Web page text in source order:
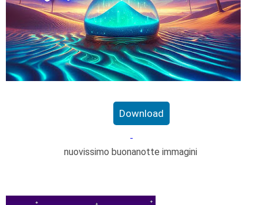
Download
nuovissimo buonanotte immagini